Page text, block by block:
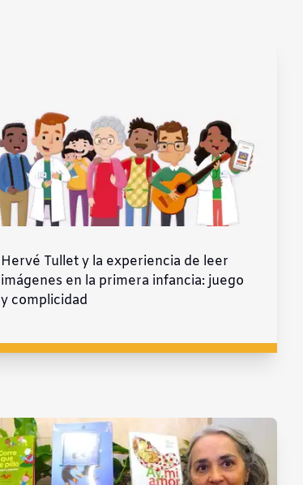
Hervé Tullet y la experiencia de leer
imágenes en la primera infancia: juego
y complicidad